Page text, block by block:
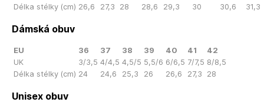
Délka stélky (cm) 26,6 27,3 28 28,6 29,3 30 30,6 31,3
Dámská obuv
EU 36 37 38 39 40 41
42
UK
3/3,5 4/4,5 4,5/5 5,5/6 6/6,5 7/7,5 8/8,5
Délka stélky (cm) 24 24,6 25,3 26 26,6 27,3 28
Unisex obuv